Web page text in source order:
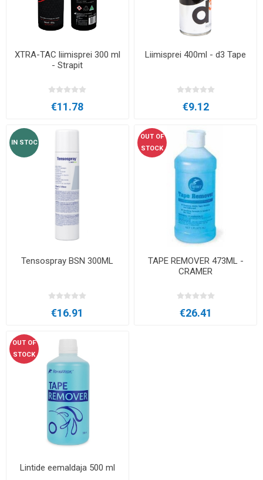
XTRA-TAC liimisprei 300 ml
- Strapit
€11.78
Liimisprei 400ml - d3 Tape
€9.12
IN STOC
Tensospray BSN 300ML
€16.91
OUT OF
STOCK
TAPE REMOVER 473ML -
CRAMER
€26.41
OUT OF
STOCK
Lintide eemaldaja 500 ml